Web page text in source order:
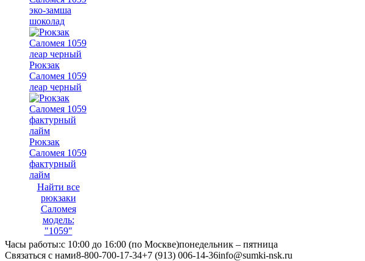
эко-замша
шоколад
Рюкзак
Саломея 1059
леар черный
Рюкзак
Саломея 1059
фактурный
лайм
Найти все
рюкзаки
Саломея
модель:
"1059"
Часы работы:с 10:00 до 16:00 (по Москве)понедельник – пятница
Связаться с нами8-800-700-17-34+7 (913) 006-14-36info@sumki-nsk.ru